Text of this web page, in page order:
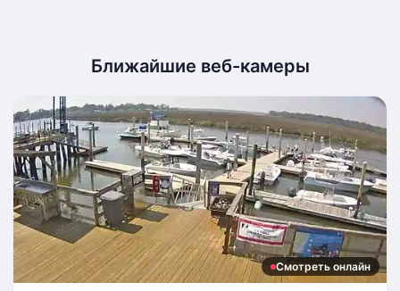
Ближайшие веб-камеры
Смотреть онлайн